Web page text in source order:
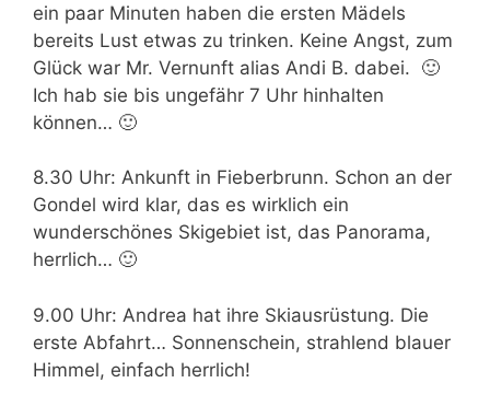
ein paar Minuten haben die ersten Mädels
bereits Lust etwas zu trinken. Keine Angst, zum
Glück war Mr. Vernunft alias Andi B. dabei. 🙂
Ich hab sie bis ungefähr 7 Uhr hinhalten
können… 🙂
8.30 Uhr: Ankunft in Fieberbrunn. Schon an der
Gondel wird klar, das es wirklich ein
wunderschönes Skigebiet ist, das Panorama,
herrlich… 🙂
9.00 Uhr: Andrea hat ihre Skiausrüstung. Die
erste Abfahrt… Sonnenschein, strahlend blauer
Himmel, einfach herrlich!